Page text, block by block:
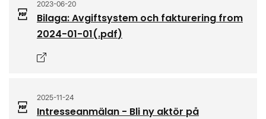
2023-06-20
Bilaga: Avgiftsystem och fakturering from
2024-01-01(.pdf)
2025-11-24
Intresseanmälan - Bli ny aktör på